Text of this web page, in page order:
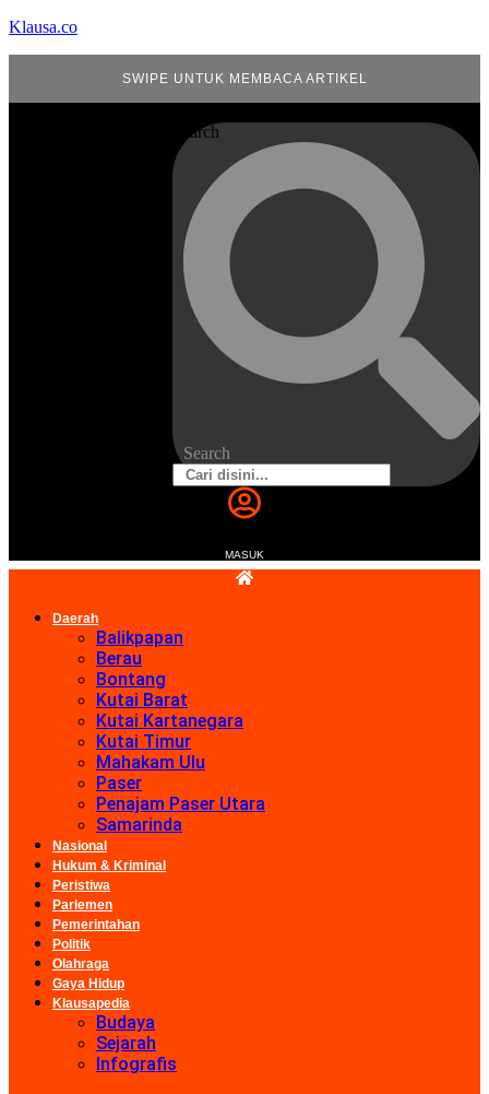
Klausa.co
SWIPE UNTUK MEMBACA ARTIKEL
Search
Search
MASUK
Daerah
Balikpapan
Berau
Bontang
Kutai Barat
Kutai Kartanegara
Kutai Timur
Mahakam Ulu
Paser
Penajam Paser Utara
Samarinda
Nasional
Hukum & Kriminal
Peristiwa
Parlemen
Pemerintahan
Politik
Olahraga
Gaya Hidup
Klausapedia
Budaya
Sejarah
Infografis